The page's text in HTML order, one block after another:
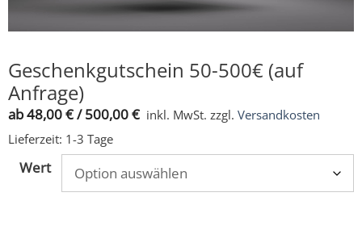
Geschenkgutschein 50-500€ (auf
Anfrage)
ab48,00€/500,00€ inkl. MwSt. zzgl. Versandkosten
Lieferzeit: 1-3 Tage
Wert